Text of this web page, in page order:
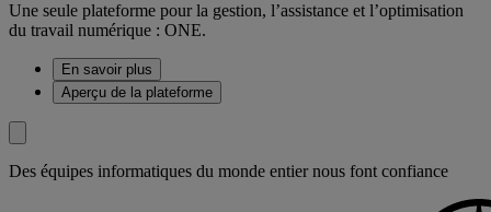
Une seule plateforme pour la gestion, l’assistance et l’optimisation
du travail numérique : ONE.
En savoir plus
Aperçu de la plateforme
Des équipes informatiques du monde entier nous font confiance